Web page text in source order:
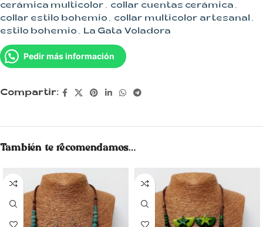
cerámica multicolor , collar cuentas cerámica ,
collar estilo bohemio , collar multicolor artesanal,
estilo bohemio , La Gata Voladora
Pedir más información
Compartir:
También te recomendamos…